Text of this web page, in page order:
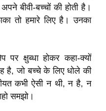
बीवी-बच्चों की होती है।
तो हमारे लिए है। उनका
पर क्षुब्धा होकर कहा-क्यों
है, जो बच्चे के लिए धोले की
कभी ऐसी न थी, न है, न
समझो।